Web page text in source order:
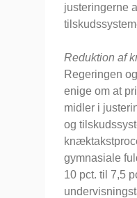
justeringerne
Reduktion af
Regeringen
enige om at
midler i
og
gymnasiale
10 pct. til 7,5